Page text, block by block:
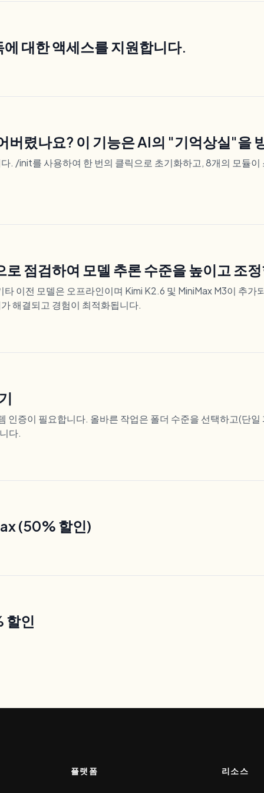
대한 액세스를 지원합니다.
버렸나요? 이 기능은 AI의 "기억상실"을
. /init를 사용하여 한 번의 클릭으로 초기화하고, 8개의 모듈
점검하여 모델 추론 수준을 높이고 조
이전 모델은 오프라인이며 Kimi K2.6 및 MiniMax M3이 추
해결되고 경험이 최적화됩니다.
증이 필요합니다. 올바른 작업은 폴더 수준을 선택하고(단
다.
(50% 할인)
할인
플랫폼 리소스